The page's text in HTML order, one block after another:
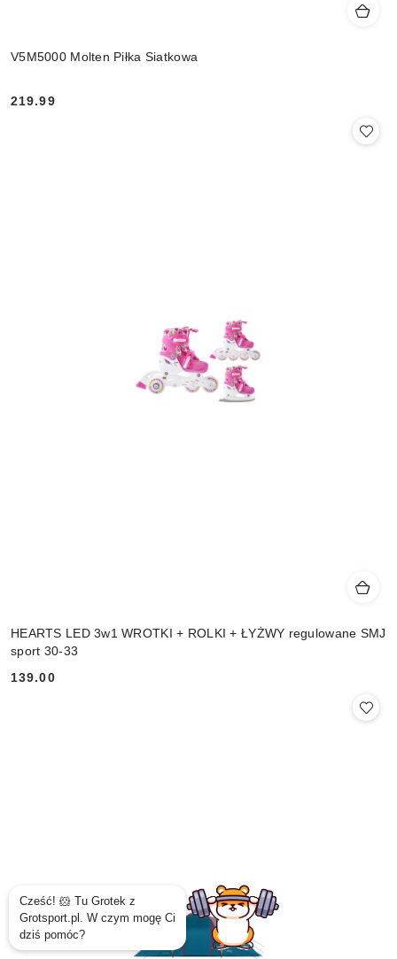
V5M5000 Molten Piłka Siatkowa
Cena:
219.99
HEARTS LED 3w1 WROTKI + ROLKI + ŁYŻWY regulowane SMJ
sport 30-33
Cena:
139.00